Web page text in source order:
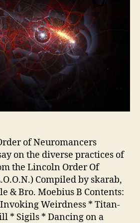
l
’
a
r
t
i
c
of Neuromancers
on the diverse practices of
the Lincoln Order Of
Compiled by skarab,
& Bro. Moebius B Contents:
Weirdness * Titan-
* Sigils * Dancing on a